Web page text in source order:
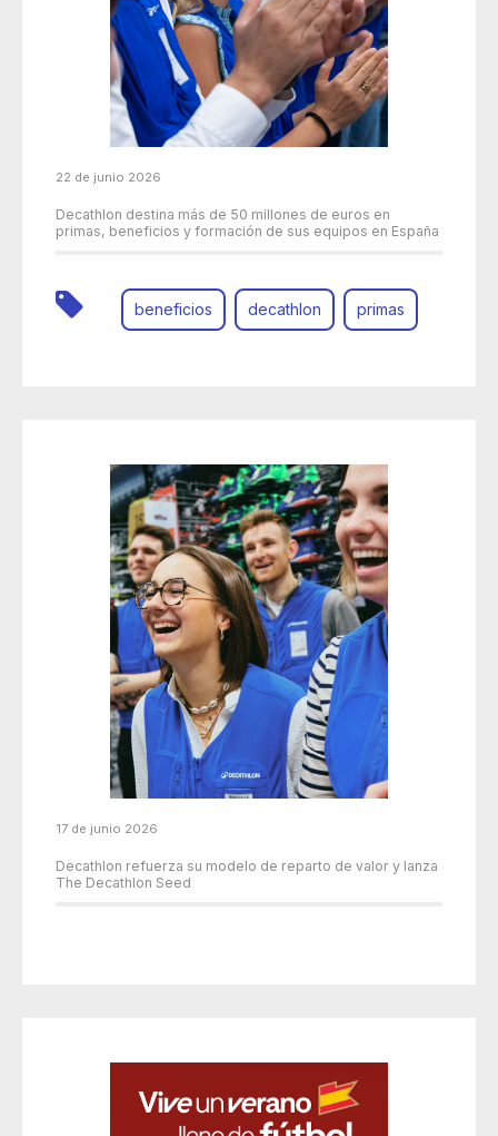
22 de junio 2026
Decathlon destina más de 50 millones de euros en
primas, beneficios y formación de sus equipos en España
beneficios decathlon primas
17 de junio 2026
Decathlon refuerza su modelo de reparto de valor y lanza
The Decathlon Seed